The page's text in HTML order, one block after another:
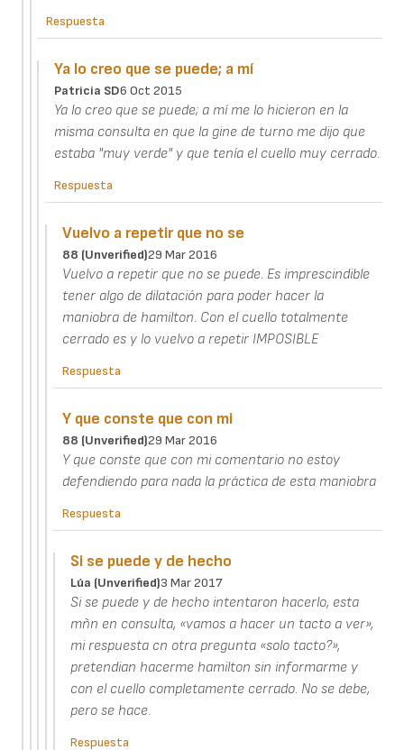
Respuesta
Ya lo creo que se puede; a mí
Patricia SD6 Oct 2015
Ya lo creo que se puede; a mí me lo hicieron en la
misma consulta en que la gine de turno me dijo que
estaba "muy verde" y que tenía el cuello muy cerrado.
Respuesta
Vuelvo a repetir que no se
88 (unverified)29 Mar 2016
Vuelvo a repetir que no se puede. Es imprescindible
tener algo de dilatación para poder hacer la
maniobra de hamilton. Con el cuello totalmente
cerrado es y lo vuelvo a repetir IMPOSIBLE
Respuesta
Y que conste que con mi
88 (unverified)29 Mar 2016
Y que conste que con mi comentario no estoy
defendiendo para nada la práctica de esta maniobra
Respuesta
Si se puede y de hecho
Lúa (unverified)3 Mar 2017
Si se puede y de hecho intentaron hacerlo, esta
mñn en consulta, «vamos a hacer un tacto a ver»,
mi respuesta cn otra pregunta «solo tacto?»,
pretendian hacerme hamilton sin informarme y
con el cuello completamente cerrado. No se debe,
pero se hace.
Respuesta